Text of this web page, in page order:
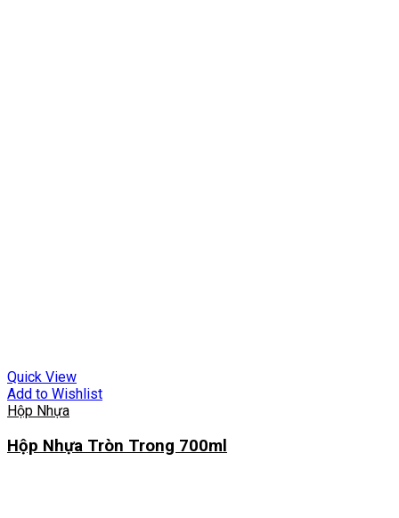
Quick View
Add to Wishlist
Hộp Nhựa
Hộp Nhựa Tròn Trong 700ml